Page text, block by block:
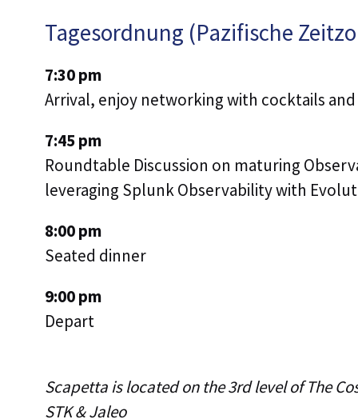
Tagesordnung (Pazifische
7:30 pm
Arrival, enjoy networking with cocktails
7:45 pm
Roundtable Discussion on maturing
leveraging Splunk Observability with
8:00 pm
Seated dinner
9:00 pm
Depart
Scapetta is located on the 3rd level of The
STK & Jaleo